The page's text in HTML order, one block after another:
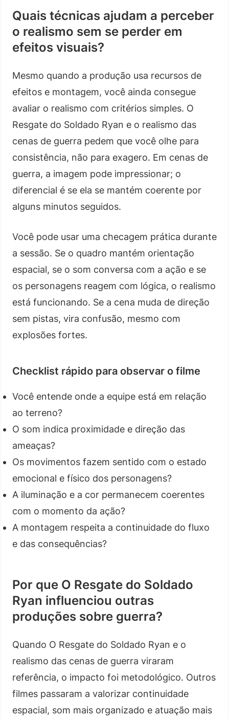
Quais técnicas ajudam a perceber
o realismo sem se perder em
efeitos visuais?
Mesmo quando a produção usa recursos de
efeitos e montagem, você ainda consegue
avaliar o realismo com critérios simples. O
Resgate do Soldado Ryan e o realismo das
cenas de guerra pedem que você olhe para
consistência, não para exagero. Em cenas de
guerra, a imagem pode impressionar; o
diferencial é se ela se mantém coerente por
alguns minutos seguidos.
Você pode usar uma checagem prática durante
a sessão. Se o quadro mantém orientação
espacial, se o som conversa com a ação e se
os personagens reagem com lógica, o realismo
está funcionando. Se a cena muda de direção
sem pistas, vira confusão, mesmo com
explosões fortes.
Checklist rápido para observar o filme
Você entende onde a equipe está em relação
ao terreno?
O som indica proximidade e direção das
ameaças?
Os movimentos fazem sentido com o estado
emocional e físico dos personagens?
A iluminação e a cor permanecem coerentes
com o momento da ação?
A montagem respeita a continuidade do fluxo
e das consequências?
Por que O Resgate do Soldado
Ryan influenciou outras
produções sobre guerra?
Quando O Resgate do Soldado Ryan e o
realismo das cenas de guerra viraram
referência, o impacto foi metodológico. Outros
filmes passaram a valorizar continuidade
espacial, som mais organizado e atuação mais